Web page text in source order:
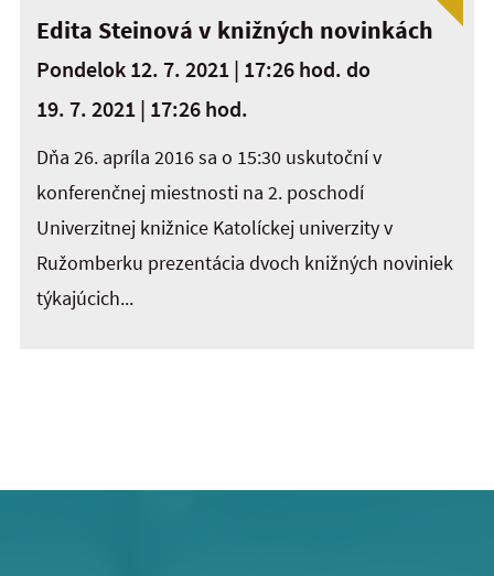
Edita Steinová v knižných novinkách
Pondelok 12. 7. 2021 | 17:26 hod. do
19. 7. 2021 | 17:26 hod.
Dňa 26. apríla 2016 sa o 15:30 uskutoční v
konferenčnej miestnosti na 2. poschodí
Univerzitnej knižnice Katolíckej univerzity v
Ružomberku prezentácia dvoch knižných noviniek
týkajúcich...